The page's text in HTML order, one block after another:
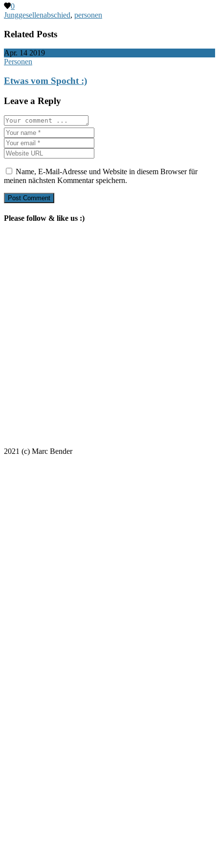
0
Junggesellenabschied, personen
Related Posts
Apr. 14 2019
Personen
Etwas vom Spocht :)
Leave a Reply
Name, E-Mail-Adresse und Website in diesem Browser für
meinen nächsten Kommentar speichern.
Please follow & like us :)
2021 (c) Marc Bender